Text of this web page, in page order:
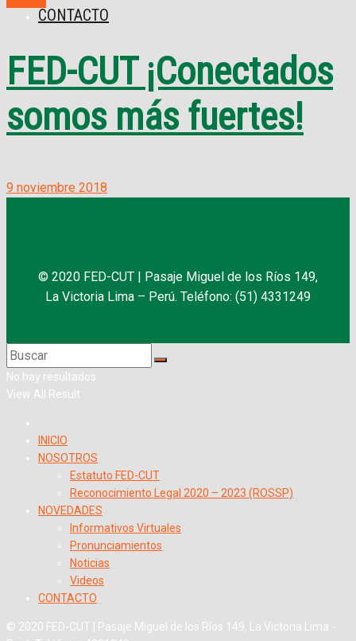
CONTACTO
FED-CUT ¡Conectados
somos más fuertes!
9 noviembre 2018
© 2020 FED-CUT | Pasaje Miguel de los Ríos 149,
La Victoria Lima – Perú. Teléfono: (51) 4331249
No hay resultados
View All Result
INICIO
NOSOTROS
Estatuto FED-CUT
Reconocimiento Legal 2020 – 2023 (ROSSP)
NOVEDADES
Informativos Virtuales
Pronunciamientos
Noticias
Videos
CONTACTO
© 2020 FED-CUT | Pasaje Miguel de los Ríos 149, La Victoria Lima -